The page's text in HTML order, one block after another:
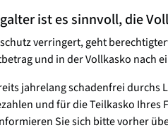
ist es sinnvoll, die
verringert, geht
und in der Vollkasko
jahrelang schadenfrei durchs
und für die Teilkasko
Sie sich bitte vorher